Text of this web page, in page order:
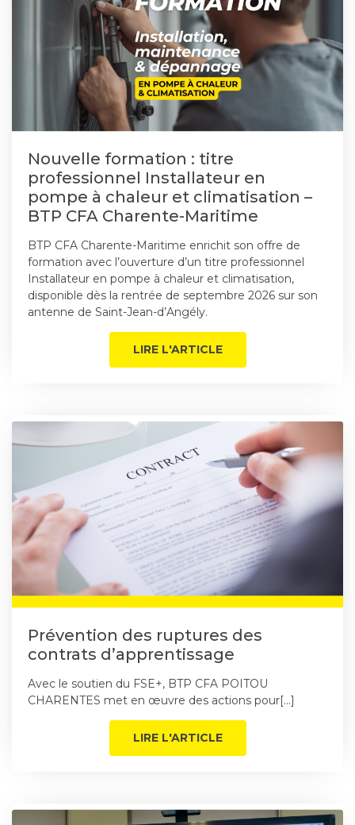
Nouvelle formation : titre
professionnel Installateur en
pompe à chaleur et climatisation –
BTP CFA Charente-Maritime
BTP CFA Charente-Maritime enrichit son offre de
formation avec l’ouverture d’un titre professionnel
Installateur en pompe à chaleur et climatisation,
disponible dès la rentrée de septembre 2026 sur son
antenne de Saint-Jean-d’Angély.
LIRE L'ARTICLE
Prévention des ruptures des
contrats d’apprentissage
Avec le soutien du FSE+, BTP CFA POITOU
CHARENTES met en œuvre des actions pour[…]
LIRE L'ARTICLE